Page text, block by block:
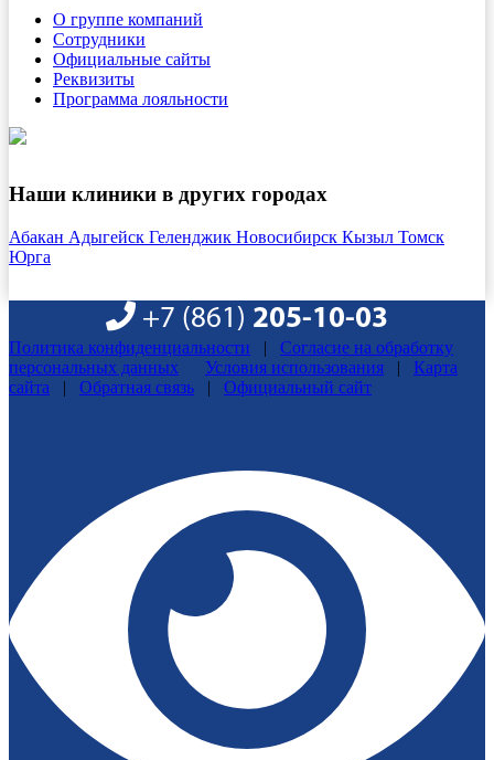
О группе компаний
Сотрудники
Официальные сайты
Реквизиты
Программа лояльности
Наши клиники в других городах
Абакан Адыгейск Геленджик Новосибирск Кызыл Томск
Юрга
+7 (861) 205-10-03
Политика конфиденциальности |
Согласие на обработку
персональных данных
Условия использования |
Карта
сайта
| Обратная связь | Официальный сайт